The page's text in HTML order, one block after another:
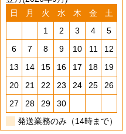
日
月 火 水 木 金
土
1
2 3 4
5
6
7 8 9 10 11
12
13
14 15 16 17 18
19
20
21 22 23 24 25
26
27
28 29
30
発送業務のみ（14時まで）